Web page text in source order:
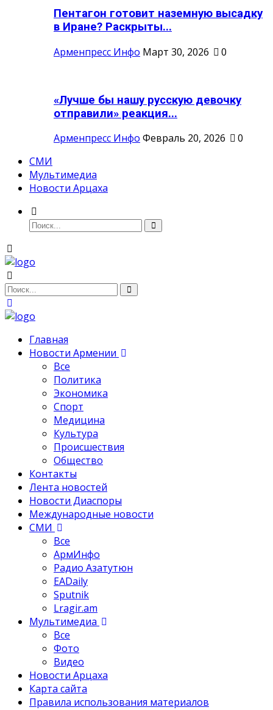
Пентагон готовит наземную высадку
в Иране? Раскрыты...
Арменпресс Инфо Март 30, 2026 0
«Лучше бы нашу русскую девочку
отправили» реакция...
Арменпресс Инфо Февраль 20, 2026
0
СМИ
Мультимедиа
Новости Арцаха
Главная
Новости Армении
Все
Политика
Экономика
Спорт
Медицина
Культура
Происшествия
Общество
Контакты
Лента новостей
Новости Диаспоры
Международные новости
СМИ
Все
АрмИнфо
Радио Азатутюн
EADaily
Sputnik
Lragir.am
Мультимедиа
Все
Фото
Видео
Новости Арцаха
Карта сайта
Правила использования материалов